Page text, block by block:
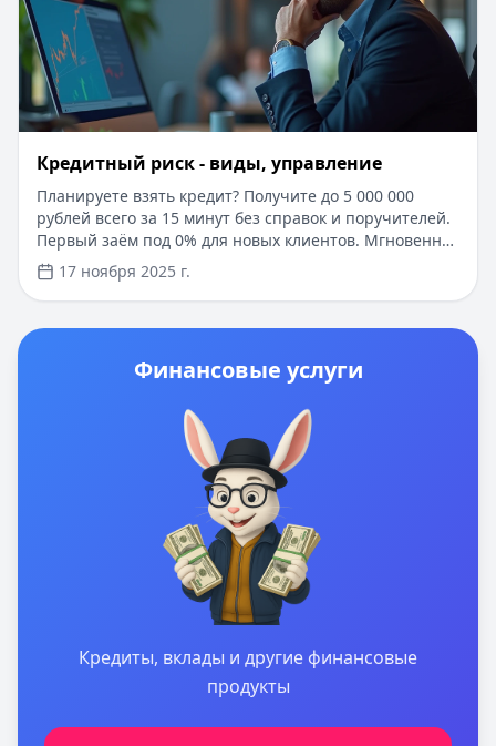
Кредитный риск - виды, управление
Планируете взять кредит? Получите до 5 000 000
рублей всего за 15 минут без справок и поручителей.
Первый заём под 0% для новых клиентов. Мгновенное
одобрение онлайн по паспорту, деньги на карту
любого банка. Узнайте, как правильно оценить свои
возможности и выбрать оптимальные условия
кредитования в нашем подробном руководстве по
17 ноября 2025 г.
Финансовые услуги
Кредиты, вклады и другие финансовые
продукты